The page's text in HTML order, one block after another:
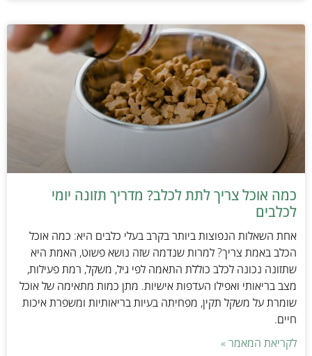
כמה אוכל צריך לתת לכלב? מדריך תזונה יומי
לכלבים
אחת השאלות הנפוצות ביותר בקרב בעלי כלבים היא: כמה אוכל
הכלב באמת צריך? למרות שנדמה שזה נושא פשוט, האמת היא
שתזונה נכונה לכלב כוללת התאמה לפי גיל, משקל, רמת פעילות,
מצב בריאותי ואפילו העדפות אישיות. מתן כמות מתאימה של אוכל
שומרת על משקל תקין, מפחיתה בעיות בריאותיות ומשפרת איכות
חיים.
לקריאת המאמר »